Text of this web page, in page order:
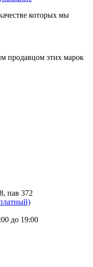
которых мы
продавцом этих марок
пав 372
до 19:00